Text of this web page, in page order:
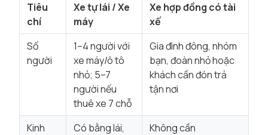
Tiêu
chí
Xe tự lái / Xe
máy
Xe hợp đồng có tài
xế
Số
người
1–4 người với
xe máy/ô tô
nhỏ; 5–7
người nếu
thuê xe 7 chỗ
Gia đình đông, nhóm
bạn, đoàn nhỏ hoặc
khách cần đón trả
tận nơi
Kinh
Có bằng lái,
Không cần